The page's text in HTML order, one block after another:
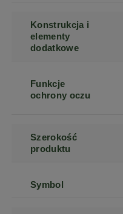
Konstrukcja i
elementy
dodatkowe
Funkcje
ochrony oczu
Szerokość
produktu
Symbol